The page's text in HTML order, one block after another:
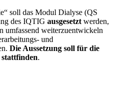
soll das Modul Dialyse (QS
des IQTIG ausgesetzt werden,
umfassend weiterzuentwickeln
und
Die Aussetzung soll für die
.